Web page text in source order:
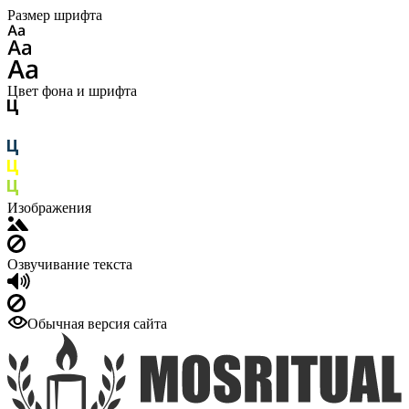
Размер шрифта
Цвет фона и шрифта
Изображения
Озвучивание текста
Обычная версия сайта